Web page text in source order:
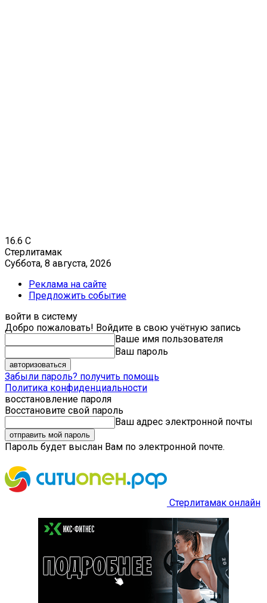
16.6 C
Стерлитамак
Суббота, 8 августа, 2026
Реклама на сайте
Предложить событие
войти в систему
Добро пожаловать! Войдите в свою учётную запись
Ваше имя пользователя
Ваш пароль
Забыли пароль? получить помощь
Политика конфиденциальности
восстановление пароля
Восстановите свой пароль
Ваш адрес электронной почты
Пароль будет выслан Вам по электронной почте.
Стерлитамак онлайн